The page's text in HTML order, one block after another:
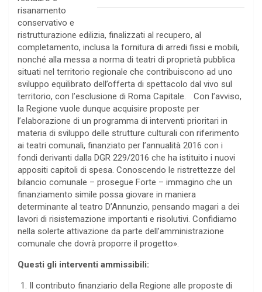
risanamento
conservativo e
ristrutturazione edilizia, finalizzati al recupero, al
completamento, inclusa la fornitura di arredi fissi e mobili,
nonché alla messa a norma di teatri di proprietà pubblica
situati nel territorio regionale che contribuiscono ad uno
sviluppo equilibrato dell’offerta di spettacolo dal vivo sul
territorio, con l’esclusione di Roma Capitale. Con l’avviso,
la Regione vuole dunque acquisire proposte per
l’elaborazione di un programma di interventi prioritari in
materia di sviluppo delle strutture culturali con riferimento
ai teatri comunali, finanziato per l’annualità 2016 con i
fondi derivanti dalla DGR 229/2016 che ha istituito i nuovi
appositi capitoli di spesa. Conoscendo le ristrettezze del
bilancio comunale – prosegue Forte – immagino che un
finanziamento simile possa giovare in maniera
determinante al teatro D’Annunzio, pensando magari a dei
lavori di risistemazione importanti e risolutivi. Confidiamo
nella solerte attivazione da parte dell’amministrazione
comunale che dovrà proporre il progetto».
Questi gli interventi ammissibili:
Il contributo finanziario della Regione alle proposte di